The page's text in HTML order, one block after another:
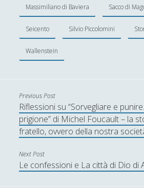
Brad Smith
Chiara Cozzi
Cosimo Meneguzzo
Dario Maestripieri
Emanuele Franz
Enrico Pili
Federica Mazzocchini
Francesco Margoni
Massimiliano di Baviera Sacco di
Seicento Silvio Piccolomini
Wallenstein
Previous Post
Riflessioni su “Sorvegliare e
prigione” di Michel Foucault – la
fratello, ovvero della nostra
Next Post
Le confessioni e La città di Dio di